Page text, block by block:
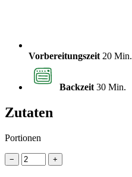
Vorbereitungszeit 20 Min.
Backzeit 30 Min.
Zutaten
Portionen
− +